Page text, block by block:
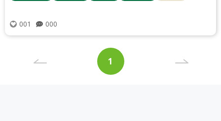
001 000
ペ
1